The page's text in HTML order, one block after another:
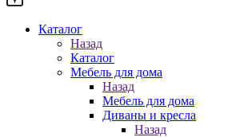
Каталог
Назад
Каталог
Мебель для дома
Назад
Мебель для дома
Диваны и кресла
Назад